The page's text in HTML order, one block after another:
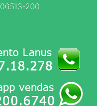
06513-200